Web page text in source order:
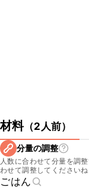
材料（2人前）
分量の調整
人数に合わせて分量を調
わせて調整してくださいね
ごはん